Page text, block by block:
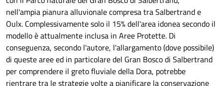
nell'ampia pianura alluvionale compresa tra Salbertrand e
Oulx. Complessivamente solo il 15% dell'area idonea secondo il
modello è attualmente inclusa in Aree Protette. Di
conseguenza, secondo l'autore, l'allargamento (dove possibile)
di queste aree ed in particolare del Gran Bosco di Salbertrand
per comprendere il greto fluviale della Dora, potrebbe
rientrare tra le strategie volte a pianificare la conservazione